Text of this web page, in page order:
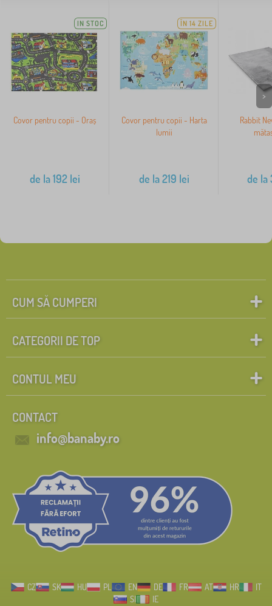
IN STOC
Covor pentru copii - Oraș
de la192lei
ÎN 14 ZILE
Covor pentru copii - Harta
lumii
de la219 lei
Rabbit
de la
>
CUM SĂ CUMPERI
CATEGORII DE TOP
CONTUL MEU
CONTACT
info@banaby.ro
CZ SK HU PL EN DE FR AT HR
IT
SI
IE